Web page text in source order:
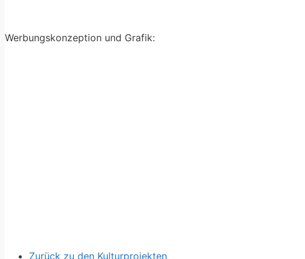
Werbungskonzeption und Grafik:
Zurück zu den Kulturprojekten